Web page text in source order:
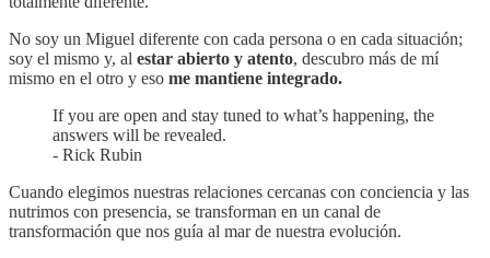
No soy un Miguel diferente con cada persona o en cada situación;
soy el mismo y, al estar abierto y atento, descubro más de mí
mismo en el otro y eso me mantiene integrado.
If you are open and stay tuned to what’s happening, the
answers will be revealed.
- Rick Rubin
Cuando elegimos nuestras relaciones cercanas con conciencia y las
nutrimos con presencia, se transforman en un canal de
transformación que nos guía al mar de nuestra evolución.